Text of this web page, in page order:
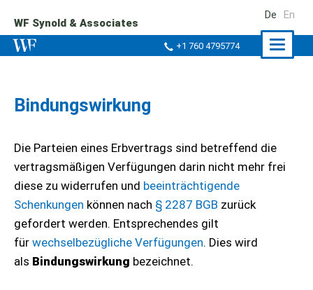
WF Synold & Associates
+1 760 4795774
De En
Bindungswirkung
Die Parteien eines Erbvertrags sind betreffend die
vertragsmäßigen Verfügungen darin nicht mehr frei
diese zu widerrufen und beeinträchtigende
Schenkungen können nach § 2287 BGB zurück
gefordert werden. Entsprechendes gilt
für wechselbezügliche Verfügungen. Dies wird
als Bindungswirkung bezeichnet.